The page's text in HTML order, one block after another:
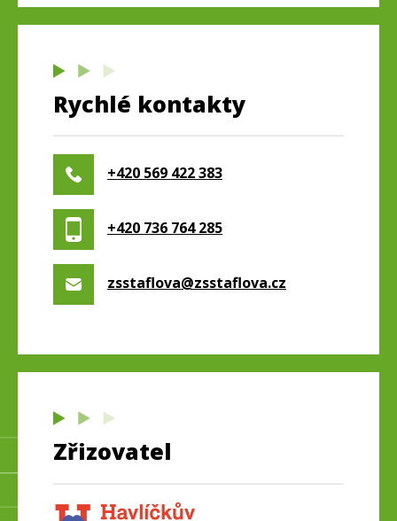
Rychlé kontakty
+420 569 422 383
+420 736 764 285
zsstaflova@zsstaflova.cz
Zřizovatel